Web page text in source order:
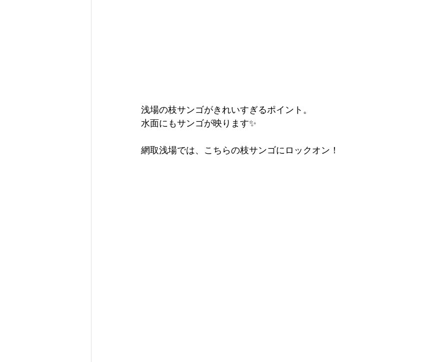
浅場の枝サンゴがきれいすぎるポイント。
水面にもサンゴが映ります✨
網取浅場では、こちらの枝サンゴにロックオン！